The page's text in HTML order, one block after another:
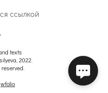
ссылкой
texts
2022.
wfolio